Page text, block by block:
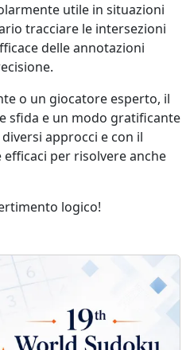
utile in situazioni
tracciare le intersezioni
delle annotazioni
o un giocatore esperto, il
sfida e un modo gratificante
approcci e con il
per risolvere anche
logico!